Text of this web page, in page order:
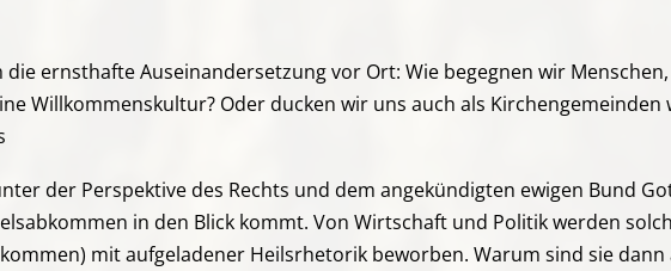
ernsthafte Auseinandersetzung vor Ort: Wie begegnen wir
Willkommenskultur? Oder ducken wir uns auch als Kirchengemeinden
der Perspektive des Rechts und dem angekündigten ewigen Bund
in den Blick kommt. Von Wirtschaft und Politik werden
mit aufgeladener Heilsrhetorik beworben. Warum sind sie dann